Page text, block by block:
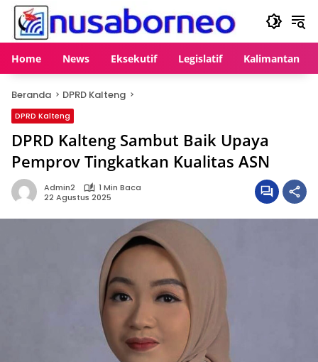
Langsung
konten
Home News Eksekutif Legislatif Kalimantan
Beranda DPRD Kalteng
DPRD Kalteng
DPRD Kalteng Sambut Baik Upaya
Pemprov Tingkatkan Kualitas ASN
Admin2
1 Min Baca
22 Agustus 2025